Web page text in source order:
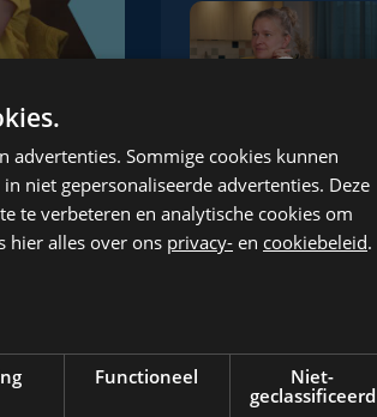
bij Joke
een
advertenties. Sommige cookies kunnen
niet gepersonaliseerde advertenties. Deze
te verbeteren en analytische cookies om
hier alles over ons privacy- en cookiebeleid.
Functioneel
Niet-
geclassificeerd